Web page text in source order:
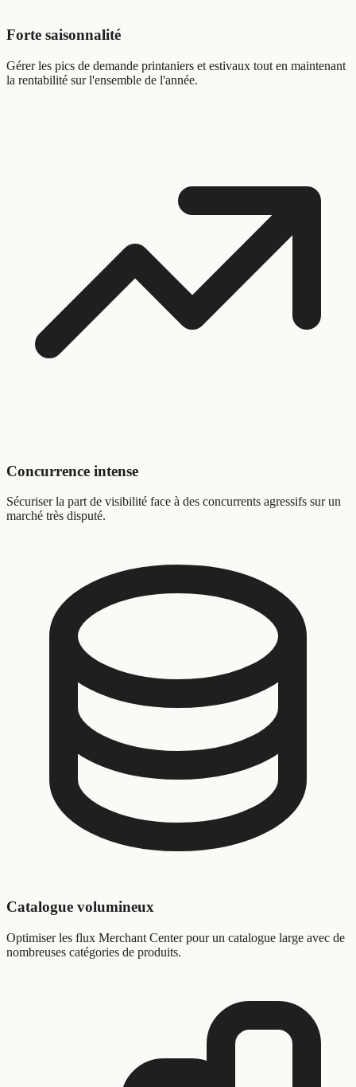
Forte saisonnalité
Gérer les pics de demande printaniers et estivaux tout en maintenant
la rentabilité sur l'ensemble de l'année.
Concurrence intense
Sécuriser la part de visibilité face à des concurrents agressifs sur un
marché très disputé.
Catalogue volumineux
Optimiser les flux Merchant Center pour un catalogue large avec de
nombreuses catégories de produits.